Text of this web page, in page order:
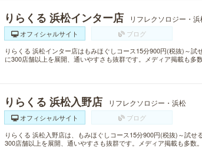
りらくる 浜松インター店 リフレクソロジー・浜
オフィシャルサイト
ブログ
りらくる 浜松インター店はもみほぐしコース15分900円(税抜)～
に300店舗以上を展開、通いやすさも抜群です。メディア掲載も多数
りらくる 浜松入野店 リフレクソロジー・浜松
オフィシャルサイト
ブログ
りらくる 浜松入野店は、もみほぐしコース15分900円(税抜)～試
300店舗以上を展開、通いやすさも抜群です。メディア掲載も多数。